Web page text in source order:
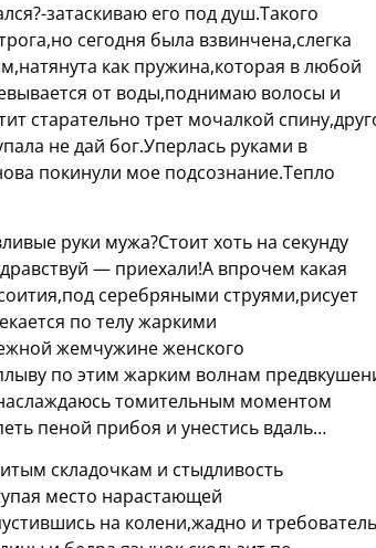
затаскиваю его под душ.Такого
сегодня была взвинчена,слегка
как пружина,которая в любой
от воды,поднимаю волосы и
старательно трет мочалкой
не дай бог.Уперлась руками в
покинули мое подсознание.Тепло
руки мужа?Стоит хоть на секунду
— приехали!А впрочем какая
серебряными струями,рисует
по телу жаркими
жемчужине женского
по этим жарким волнам
томительным моментом
пеной прибоя и унестись вдаль…
складочкам и стыдливость
место нарастающей
на колени,жадно и